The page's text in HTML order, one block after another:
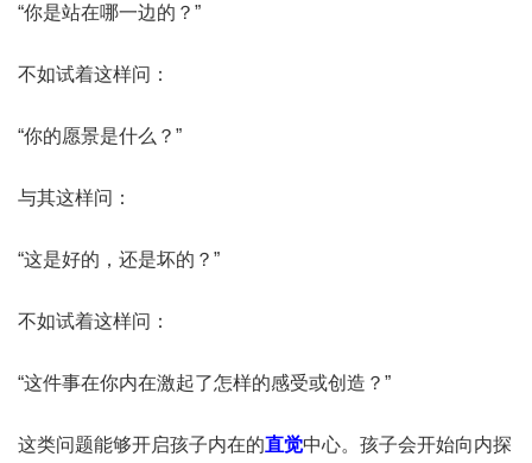
“你是站在哪一边的？”
不如试着这样问：
“你的愿景是什么？”
与其这样问：
“这是好的，还是坏的？”
不如试着这样问：
“这件事在你内在激起了怎样的感受或创造？”
这类问题能够开启孩子内在的直觉中心。孩子会开始向内探